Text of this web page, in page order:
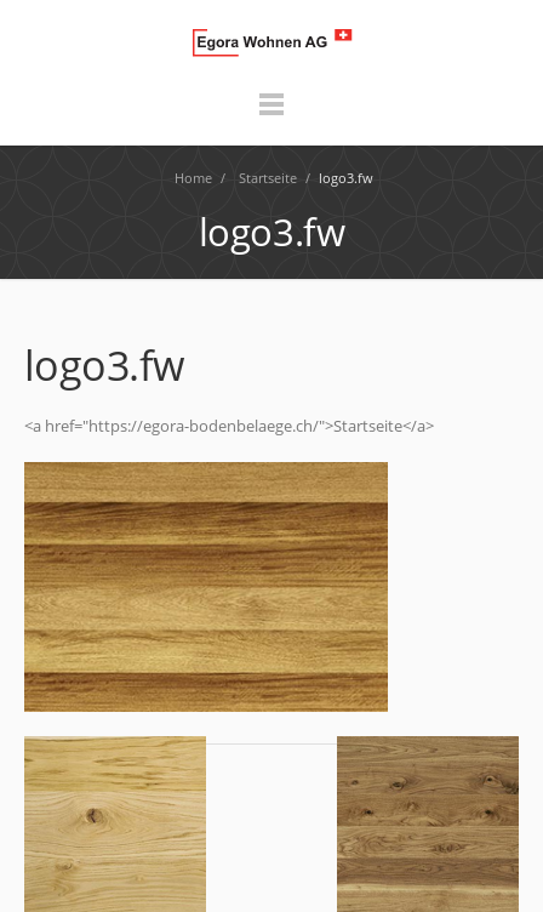
Home / Startseite / logo3.fw
logo3.fw
logo3.fw
<a href="https://egora-bodenbelaege.ch/">Startseite</a>